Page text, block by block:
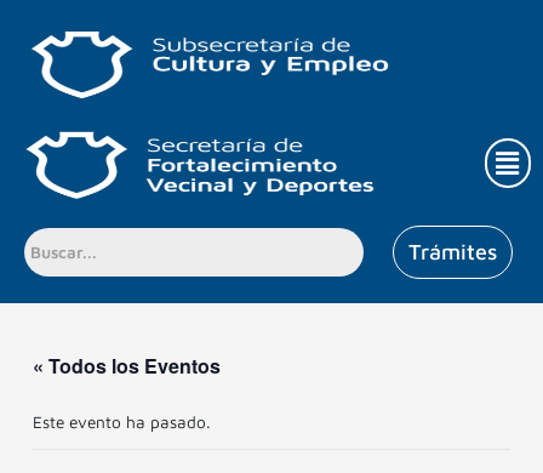
contenido
Trámites
« Todos los Eventos
Este evento ha pasado.